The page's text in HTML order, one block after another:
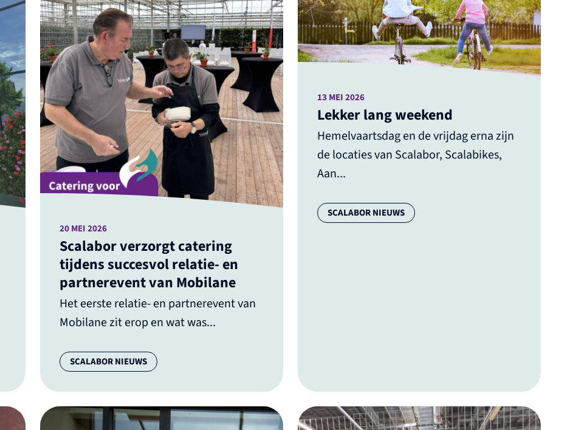
Scalabor verzorgt catering
tijdens succesvol relatie- en
partnerevent van Mobilane
Het eerste relatie- en partnerevent van
Mobilane zit erop en wat was...
20 MEI 2026
Categorie:
SCALABOR NIEUWS
Lekker lang weekend
Hemelvaartsdag en de vrijdag erna zijn
de locaties van Scalabor, Scalabikes,
Aan...
13 MEI 2026
Categorie:
SCALABOR NIEUWS